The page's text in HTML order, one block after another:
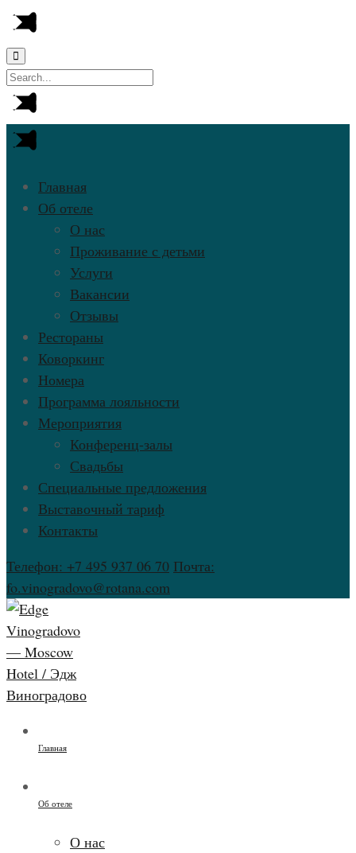
Главная
Об отеле
О нас
Проживание с детьми
Услуги
Вакансии
Отзывы
Рестораны
Коворкинг
Номера
Программа лояльности
Мероприятия
Конференц-залы
Свадьбы
Специальные предложения
Выставочный тариф
Контакты
Телефон: +7 495 937 06 70 Почта:
fo.vinogradovo@rotana.com
Главная
Об отеле
О нас